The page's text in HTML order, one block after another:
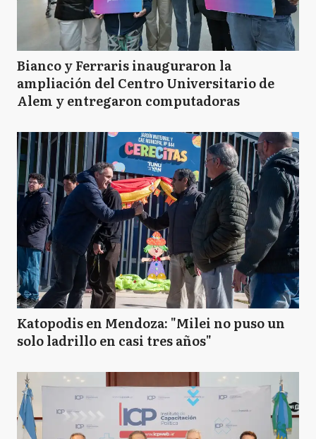
Bianco y Ferraris inauguraron la
ampliación del Centro Universitario de
Alem y entregaron computadoras
Katopodis en Mendoza: "Milei no puso un
solo ladrillo en casi tres años"